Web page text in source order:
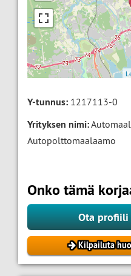
Y-tunnus: 1217113-0
Yrityksen nimi:
Autopolttomaalaamo
Onko tämä
Ota profiili
Kilpailuta